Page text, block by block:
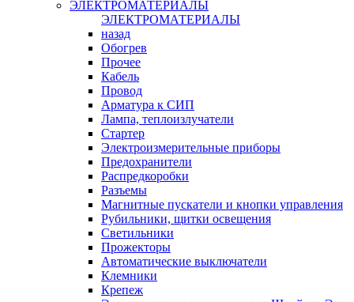
ЭЛЕКТРОМАТЕРИАЛЫ
ЭЛЕКТРОМАТЕРИАЛЫ
назад
Обогрев
Прочее
Кабель
Провод
Арматура к СИП
Лампа, теплоизлучатели
Стартер
Электроизмерительные приборы
Предохранители
Распредкоробки
Разъемы
Магнитные пускатели и кнопки управления
Рубильники, щитки освещения
Светильники
Прожекторы
Автоматические выключатели
Клемники
Крепеж